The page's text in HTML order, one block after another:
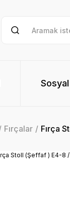
Fırçalar Fırça